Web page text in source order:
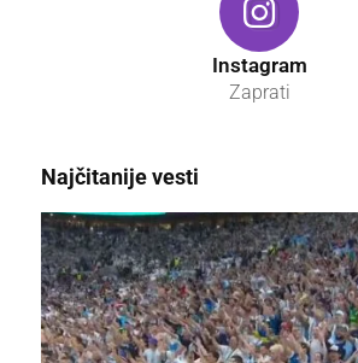
Instagram
Zaprati
Najčitanije vesti